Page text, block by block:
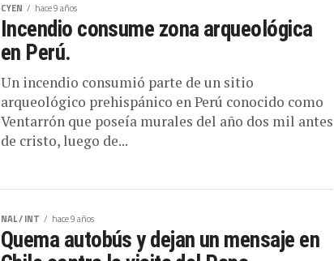
CYEN hace 9 años
Incendio consume zona arqueológica
en Perú.
Un incendio consumió parte de un sitio
arqueológico prehispánico en Perú conocido como
Ventarrón que poseía murales del año dos mil antes
de cristo, luego de...
Quema autobús y dejan un mensaje en
Chile contra la visita del Papa.